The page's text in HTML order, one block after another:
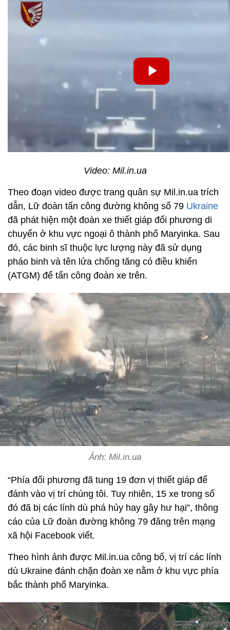
Video: Mil.in.ua
Theo đoạn video được trang quân sự Mil.in.ua trích
dẫn, Lữ đoàn tấn công đường không số 79 Ukraine
đã phát hiện một đoàn xe thiết giáp đối phương di
chuyển ở khu vực ngoại ô thành phố Maryinka. Sau
đó, các binh sĩ thuộc lực lượng này đã sử dụng
pháo binh và tên lửa chống tăng có điều khiển
(ATGM) để tấn công đoàn xe trên.
Ảnh: Mil.in.ua
“Phía đối phương đã tung 19 đơn vị thiết giáp để
đánh vào vị trí chúng tôi. Tuy nhiên, 15 xe trong số
đó đã bị các lính dù phá hủy hay gây hư hại”, thông
cáo của Lữ đoàn đường không 79 đăng trên mạng
xã hội Facebook viết.
Theo hình ảnh được Mil.in.ua công bố, vị trí các lính
dù Ukraine đánh chặn đoàn xe nằm ở khu vực phía
bắc thành phố Maryinka.